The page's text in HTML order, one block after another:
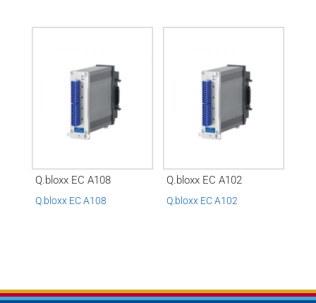
Q.bloxx EC A108
Q.bloxx EC A108
Q.bloxx EC A102
Q.bloxx EC A102